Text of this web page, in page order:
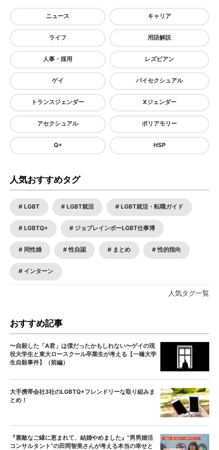
ニュース キャリア
ライフ 用語解説
人事・採用 レズビアン
ゲイ バイセクシュアル
トランスジェンダー Xジェンダー
アセクシュアル ポリアモリー
Q+ HSP
人気おすすめタグ
LGBT LGBT就活 LGBT就活・転職ガイド
LGBTQ+ ジョブレインボーLGBT仕事博
同性婚 性自認 まとめ 性的指向
インターン
人気タグ一覧
おすすめ記事
〜自殺した「A君」は僕だったかもしれない〜ゲイの現
役大学生と東大ロースクール卒業生が考える【一橋大学
生自殺事件】（前編）
大手携帯会社3社のLGBTQ+フレンドリーな取り組みま
とめ！
『素敵なご縁に恵まれて、結婚やめました』”男男婚活
コンサルタント”の田岡智美さんが考える本当の幸せと